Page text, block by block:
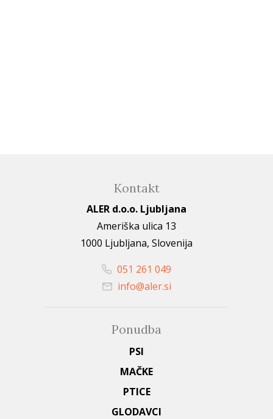
Kontakt
ALER d.o.o. Ljubljana
Ameriška ulica 13
1000 Ljubljana, Slovenija
051 261 049
info@aler.si
Ponudba
PSI
MAČKE
PTICE
GLODAVCI